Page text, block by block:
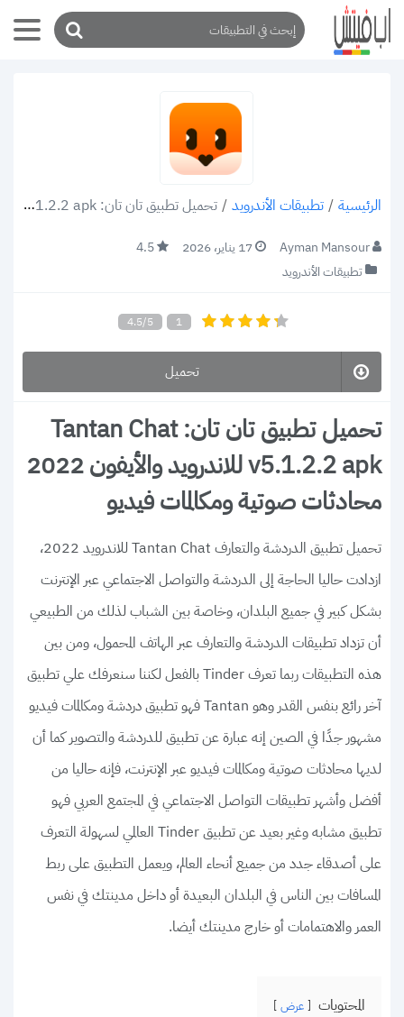
الرئيسية / تطبيقات الأندرويد / تحميل تطبيق تان تان: Tantan Chat v5.1.2.2 apk للاندرويد والأيفون 2022 محادثات صوتية ومكالمات فيديو
Ayman Mansour 17 يناير، 2026
4.5
تطبيقات الأندرويد
4.5/5 1
تحميل
تحميل تطبيق تان تان: Tantan Chat
v5.1.2.2 apk للاندرويد والأيفون 2022
محادثات صوتية ومكالمات فيديو
تحميل تطبيق الدردشة والتعارف Tantan Chat للاندرويد 2022،
ازدادت حاليا الحاجة إلى الدردشة والتواصل الاجتماعي عبر الإنترنت
بشكل كبير في جميع البلدان، وخاصة بين الشباب لذلك من الطبيعي
أن تزداد تطبيقات الدردشة والتعارف عبر الهاتف المحمول، ومن بين
هذه التطبيقات ربما تعرف Tinder بالفعل لكننا سنعرفك علي تطبيق
آخر رائع بنفس القدر وهو Tantan فهو تطبيق دردشة ومكالمات فيديو
مشهور جدًا في الصين إنه عبارة عن تطبيق للدردشة والتصوير كما أن
لديها محادثات صوتية ومكالمات فيديو عبر الإنترنت، فإنه حاليا من
أفضل وأشهر تطبيقات التواصل الاجتماعي في المجتمع العربي فهو
تطبيق مشابه وغير بعيد عن تطبيق Tinder العالمي لسهولة التعرف
على أصدقاء جدد من جميع أنحاء العالم، ويعمل التطبيق على ربط
المسافات بين الناس في البلدان البعيدة أو داخل مدينتك في نفس
العمر والاهتمامات أو خارج مدينتك أيضا.
المحتويات عرض